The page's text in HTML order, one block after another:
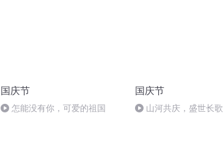
国庆节
怎能没有你，可爱的祖国
国庆节
山河共庆，盛世长歌